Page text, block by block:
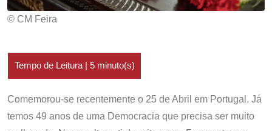
© CM Feira
Comemorou-se recentemente o 25 de Abril em Portugal. Já
temos 49 anos de uma Democracia que precisa ser muito